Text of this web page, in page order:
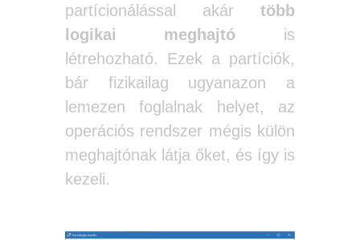
partícionálással akártöbb
logikai meghajtó is
létrehozható. Ezek a partíciók,
bár fizikailag ugyanazon a
lemezen foglalnak helyet, az
operációs rendszer mégis külön
meghajtónak látja őket, és így is
kezeli.